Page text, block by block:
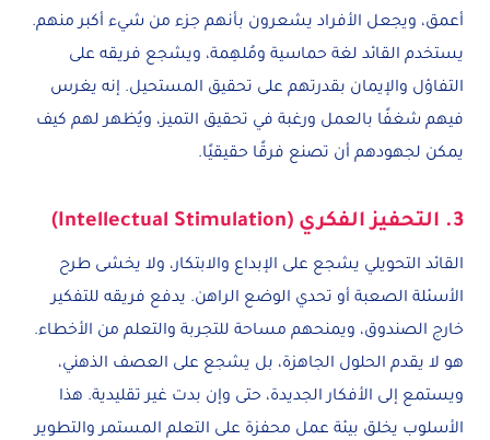
أعمق، ويجعل الأفراد يشعرون بأنهم جزء من شيء أكبر منهم.
يستخدم القائد لغة حماسية ومُلهِمة، ويشجع فريقه على
التفاؤل والإيمان بقدرتهم على تحقيق المستحيل. إنه يغرس
فيهم شغفًا بالعمل ورغبة في تحقيق التميز، ويُظهر لهم كيف
يمكن لجهودهم أن تصنع فرقًا حقيقيًا.
3. التحفيز الفكري (Intellectual Stimulation)
القائد التحويلي يشجع على الإبداع والابتكار، ولا يخشى طرح
الأسئلة الصعبة أو تحدي الوضع الراهن. يدفع فريقه للتفكير
خارج الصندوق، ويمنحهم مساحة للتجربة والتعلم من الأخطاء.
هو لا يقدم الحلول الجاهزة، بل يشجع على العصف الذهني،
ويستمع إلى الأفكار الجديدة، حتى وإن بدت غير تقليدية. هذا
الأسلوب يخلق بيئة عمل محفزة على التعلم المستمر والتطوير